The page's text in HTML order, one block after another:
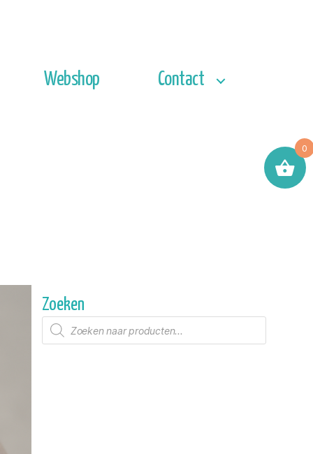
Webshop Contact
Zoeken
Producten
zoeken
0